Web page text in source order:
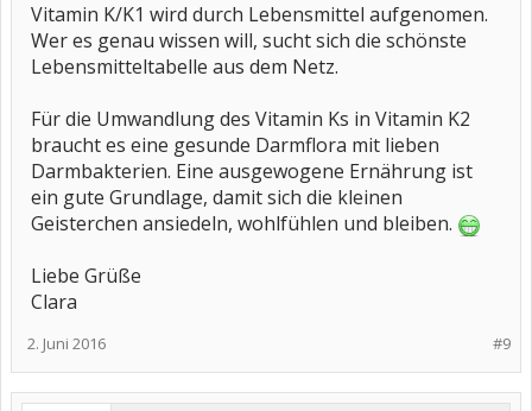
Vitamin K/K1 wird durch Lebensmittel aufgenomen.
Wer es genau wissen will, sucht sich die schönste
Lebensmitteltabelle aus dem Netz.
Für die Umwandlung des Vitamin Ks in Vitamin K2
braucht es eine gesunde Darmflora mit lieben
Darmbakterien. Eine ausgewogene Ernährung ist
ein gute Grundlage, damit sich die kleinen
Geisterchen ansiedeln, wohlfühlen und bleiben.
Liebe Grüße
Clara
#9
2. Juni 2016